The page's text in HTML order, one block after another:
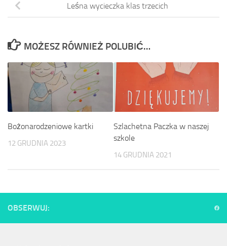
Leśna wycieczka klas trzecich
MOŻESZ RÓWNIEŻ POLUBIĆ…
Bożonarodzeniowe kartki
12 GRUDNIA 2023
Szlachetna Paczka w naszej
szkole
14 GRUDNIA 2021
OBSERWUJ: